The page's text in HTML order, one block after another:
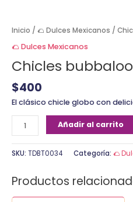
Inicio / 🌮 Dulces Mexicanos /
🌮 Dulces Mexicanos
Chicles
$400
El clásico chicle globo con
Añadir al carrito
SKU: TDBT0034 Categoría: 🌮
Productos